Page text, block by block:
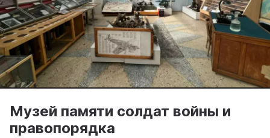
Музей памяти солдат войны и
правопорядка